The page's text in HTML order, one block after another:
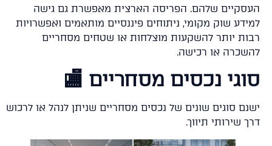
שלהם. הפריסה הארצית מאפשרת גם גישה
שוק מקומי, ניתוחים פיננסיים מותאמים ואפשרויות
יותר להשקעות מוצלחות או שטחים מסחריים
או רכישה.
נכסים מסחריים 🏬
סוגים שונים של נכסים מסחריים שניתן לנהל או לרכוש
שירותי תיווך.